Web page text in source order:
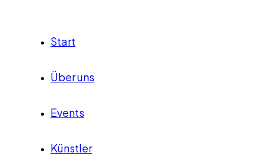
Start
Über uns
Events
Künstler